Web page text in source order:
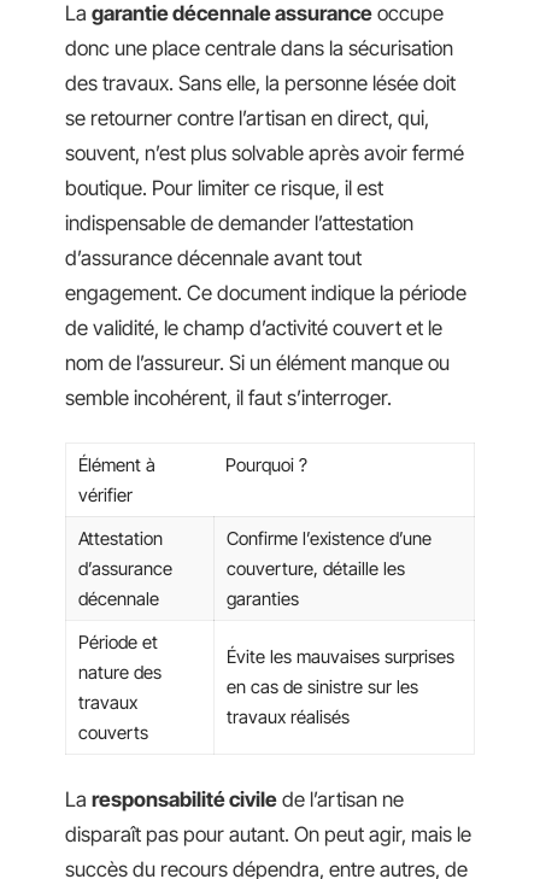
La garantie décennale assurance occupe
donc une place centrale dans la sécurisation
des travaux. Sans elle, la personne lésée doit
se retourner contre l’artisan en direct, qui,
souvent, n’est plus solvable après avoir fermé
boutique. Pour limiter ce risque, il est
indispensable de demander l’attestation
d’assurance décennale avant tout
engagement. Ce document indique la période
de validité, le champ d’activité couvert et le
nom de l’assureur. Si un élément manque ou
semble incohérent, il faut s’interroger.
Élément à
vérifier
Pourquoi ?
Attestation
d’assurance
décennale
Confirme l’existence d’une
couverture, détaille les
garanties
Période et
nature des
travaux
couverts
Évite les mauvaises surprises
en cas de sinistre sur les
travaux réalisés
La responsabilité civile de l’artisan ne
disparaît pas pour autant. On peut agir, mais le
succès du recours dépendra, entre autres, de